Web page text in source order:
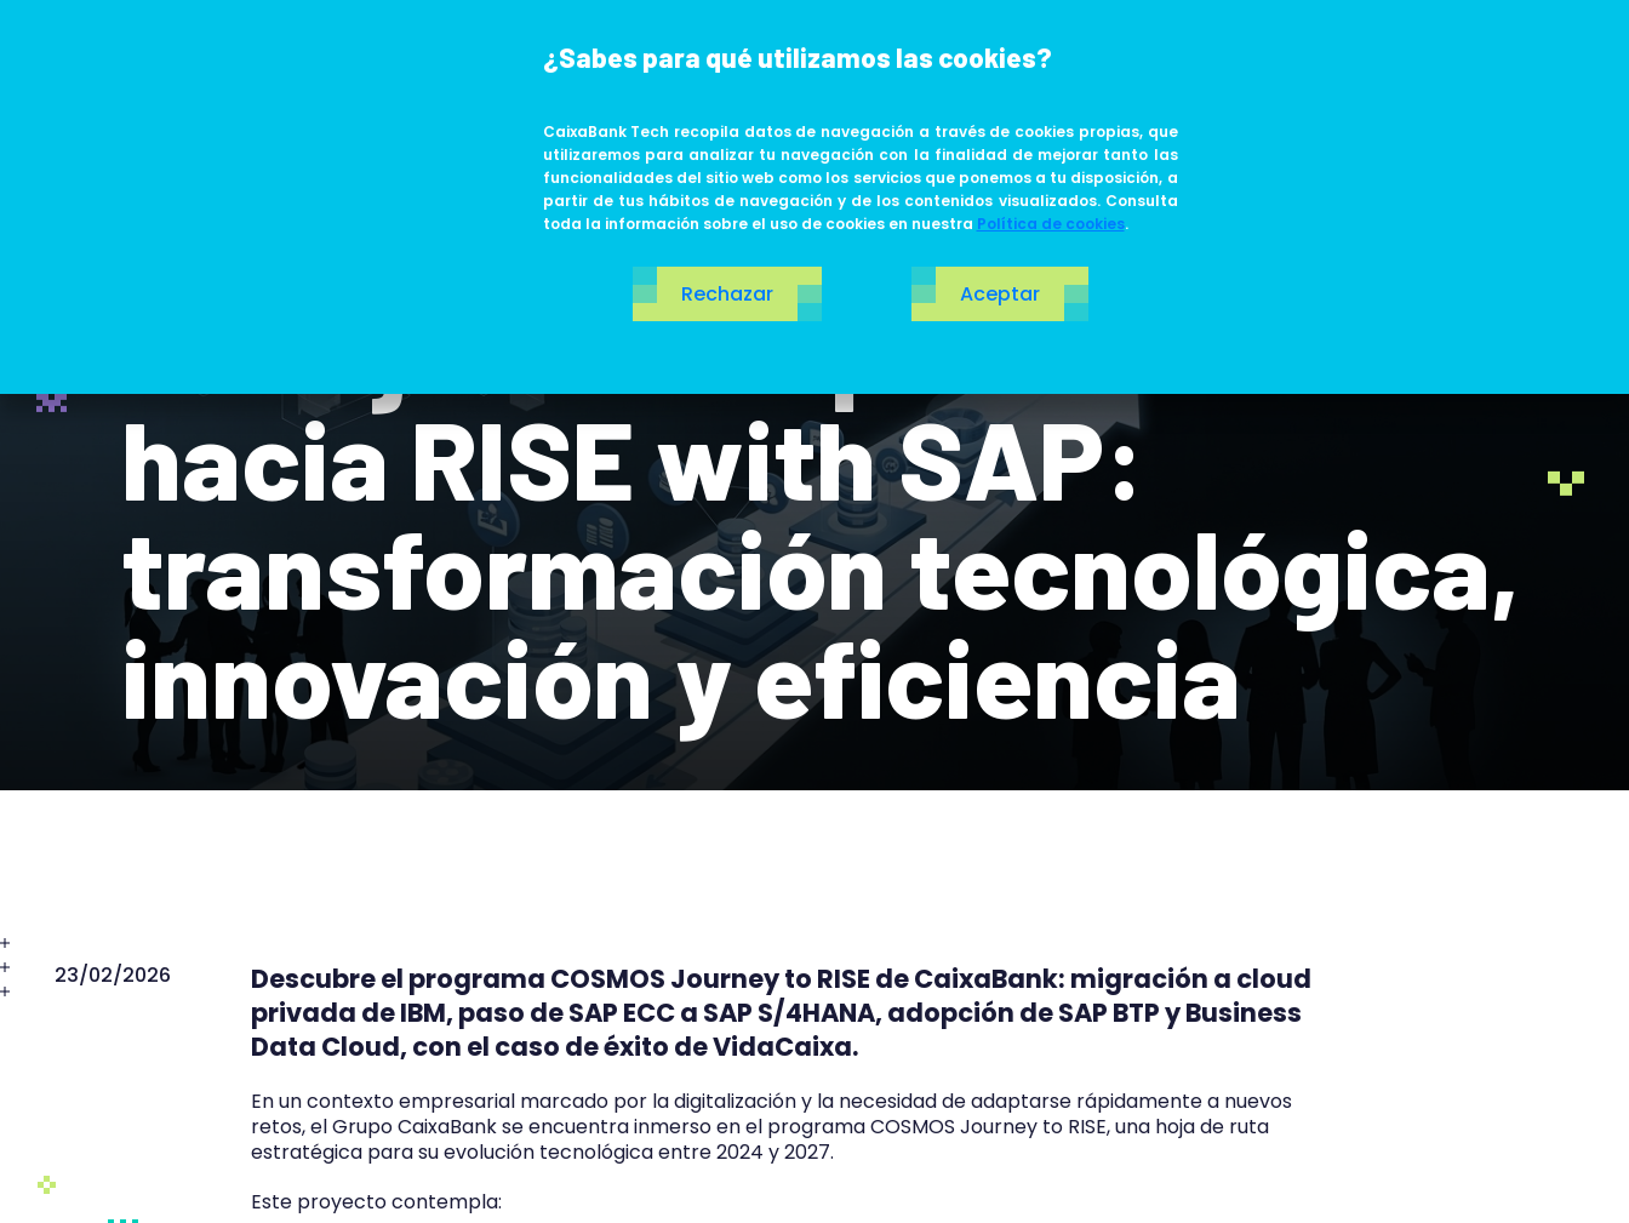
¿Sabes para qué utilizamos las cookies?
CaixaBank Tech recopila datos de navegación a través de cookies propias, que
utilizaremos para analizar tu navegación con la finalidad de mejorar tanto las
funcionalidades del sitio web como los servicios que ponemos a tu disposición, a
partir de tus hábitos de navegación y de los contenidos visualizados. Consulta
toda la información sobre el uso de cookies en nuestra Política de cookies.
Rechazar Aceptar
ABOUT US LIFE AT TECH
El viaje del Grupo CaixaBank
hacia RISE with SAP:
transformación tecnológica,
innovación y eficiencia
23/02/2026
Descubre el programa COSMOS Journey to RISE de CaixaBank: migración a cloud
privada de IBM, paso de SAP ECC a SAP S/4HANA, adopción de SAP BTP y Business
Data Cloud, con el caso de éxito de VidaCaixa.
En un contexto empresarial marcado por la digitalización y la necesidad de adaptarse rápidamente a nuevos
retos, el Grupo CaixaBank se encuentra inmerso en el programa COSMOS Journey to RISE, una hoja de ruta
estratégica para su evolución tecnológica entre 2024 y 2027.
Este proyecto contempla: